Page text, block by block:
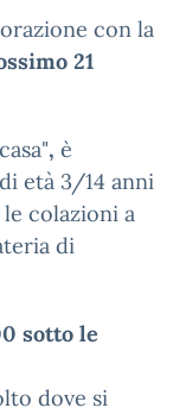
con la
21
, è
età 3/14 anni
colazioni a
di
sotto le
dove si